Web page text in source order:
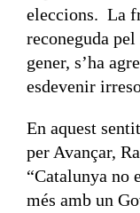
eleccions. La
reconeguda
gener, s’ha
esdevenir
En aquest
per Avançar,
“Catalunya no
més amb un